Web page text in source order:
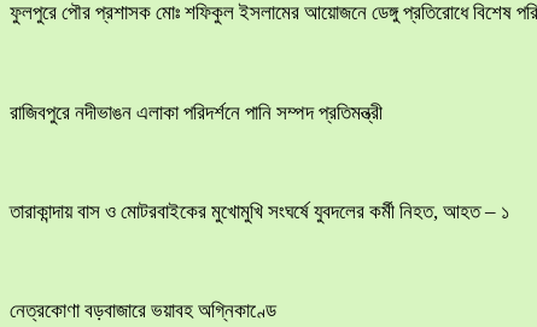
ফুলপুরে পৌর প্রশাসক মোঃ শফিকুল ইসলামের আয়োজনে ডেঙ্গু প্রতিরোধে বিশেষ
রাজিবপুরে নদীভাঙন এলাকা পরিদর্শনে পানি সম্পদ প্রতিমন্ত্রী
তারাকান্দায় বাস ও মোটরবাইকের মুখোমুখি সংঘর্ষে যুবদলের কর্মী নিহত, আহত – ১
নেত্রকোণা বড়বাজারে ভয়াবহ অগ্নিকাণ্ডে